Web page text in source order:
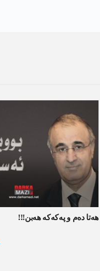
ھەتا دەم و پەکەکە ھەبن!!!